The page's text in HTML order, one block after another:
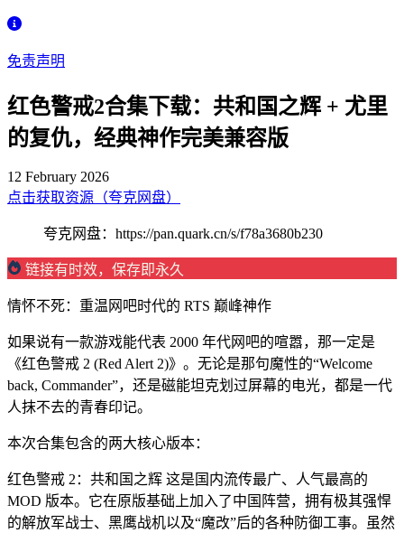
免责声明
红色警戒2合集下载：共和国之辉 + 尤里
的复仇，经典神作完美兼容版
12 February 2026
点击获取资源（夸克网盘）
夸克网盘：https://pan.quark.cn/s/f78a3680b230
链接有时效，保存即永久
情怀不死：重温网吧时代的 RTS 巅峰神作
如果说有一款游戏能代表 2000 年代网吧的喧嚣，那一定是
《红色警戒 2 (Red Alert 2)》。无论是那句魔性的“Welcome
back, Commander”，还是磁能坦克划过屏幕的电光，都是一代
人抹不去的青春印记。
本次合集包含的两大核心版本：
红色警戒 2：共和国之辉 这是国内流传最广、人气最高的
MOD 版本。它在原版基础上加入了中国阵营，拥有极其强悍
的解放军战士、黑鹰战机以及“魔改”后的各种防御工事。虽然